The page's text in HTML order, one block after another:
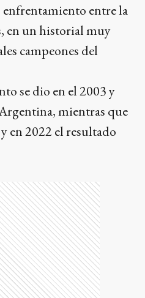
enfrentamiento entre la
en un historial muy
campeones del
se dio en el 2003 y
mientras que
en 2022 el resultado